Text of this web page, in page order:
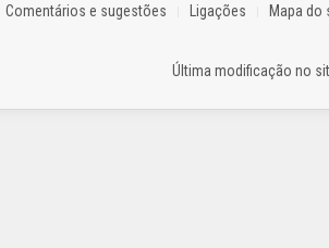
Comentários e sugestões Ligações Mapa do
Última modificação no